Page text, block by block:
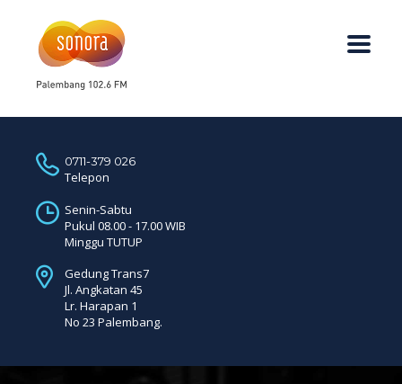
0711-379 026
Telepon
Senin-Sabtu
Pukul 08.00 - 17.00 WIB
Minggu TUTUP
Gedung Trans7
Jl. Angkatan 45
Lr. Harapan 1
No 23 Palembang.